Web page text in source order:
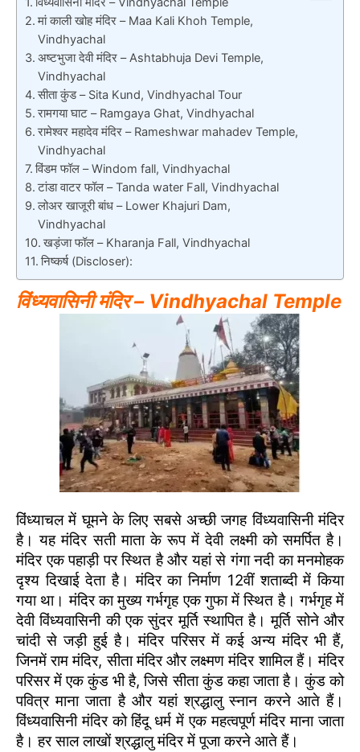
मां काली खोह मंदिर – Maa Kali Khoh Temple,
Vindhyachal
अष्टभुजा देवी मंदिर – Ashtabhuja Devi Temple,
Vindhyachal
सीता कुंड – Sita Kund, Vindhyachal Tour
रामगया घाट – Ramgaya Ghat, Vindhyachal
रामेश्वर महादेव मंदिर – Rameshwar mahadev Temple,
Vindhyachal
विंडम फॉल – Windom fall, Vindhyachal
टांडा वाटर फॉल – Tanda water Fall, Vindhyachal
लोअर खाजूरी बांध – Lower Khajuri Dam,
Vindhyachal
खड़ंजा फॉल – Kharanja Fall, Vindhyachal
निष्कर्ष (Discloser):
विंध्यवासिनी मंदिर – Vindhyachal Temple
विंध्याचल में घूमने के लिए सबसे अच्छी जगह विंध्यवासिनी मंदिर
है। यह मंदिर सती माता के रूप में देवी लक्ष्मी को समर्पित है।
मंदिर एक पहाड़ी पर स्थित है और यहां से गंगा नदी का मनमोहक
दृश्य दिखाई देता है। मंदिर का निर्माण 12वीं शताब्दी में किया
गया था। मंदिर का मुख्य गर्भगृह एक गुफा में स्थित है। गर्भगृह में
देवी विंध्यवासिनी की एक सुंदर मूर्ति स्थापित है। मूर्ति सोने और
चांदी से जड़ी हुई है। मंदिर परिसर में कई अन्य मंदिर भी हैं,
जिनमें राम मंदिर, सीता मंदिर और लक्ष्मण मंदिर शामिल हैं। मंदिर
परिसर में एक कुंड भी है, जिसे सीता कुंड कहा जाता है। कुंड को
पवित्र माना जाता है और यहां श्रद्धालु स्नान करने आते हैं।
विंध्यवासिनी मंदिर को हिंदू धर्म में एक महत्वपूर्ण मंदिर माना जाता
है। हर साल लाखों श्रद्धालु मंदिर में पूजा करने आते हैं।